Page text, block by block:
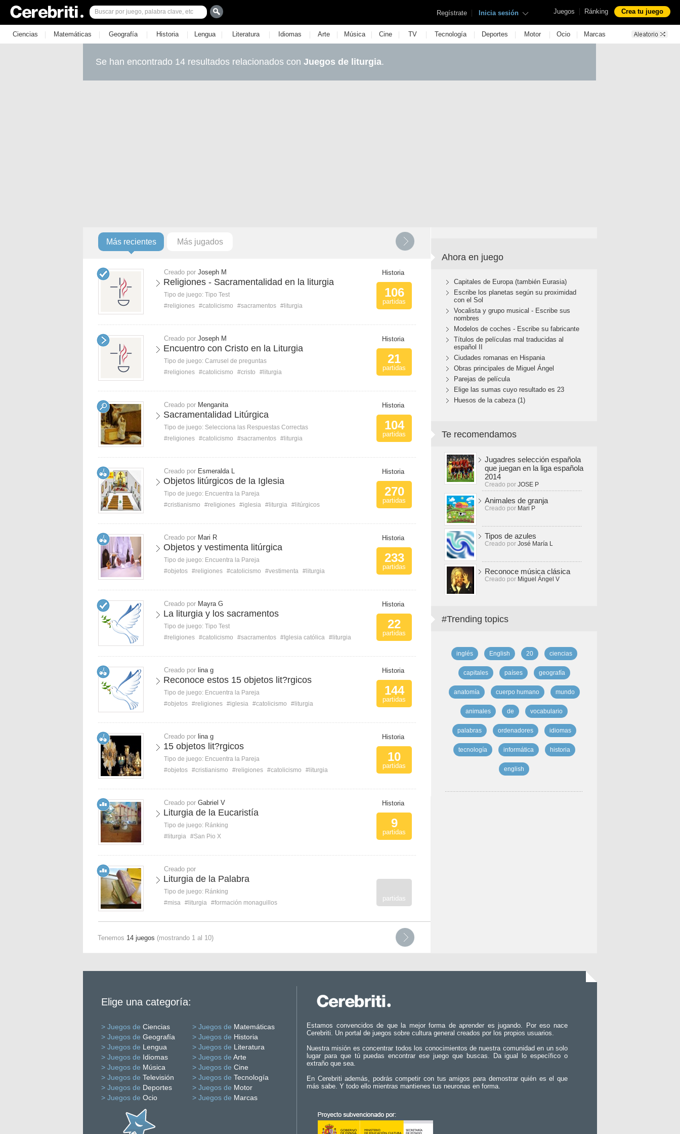
Juegos | Ránking Crea tu juego
Regístrate | Inicia sesión
Ciencias | Matemáticas | Geografía | Historia | Lengua | Literatura | Idiomas | Arte | Música | Cine | TV | Tecnología | Deportes | Motor | Ocio | Marcas
Se han encontrado 14 resultados relacionados con Juegos de liturgia.
Más recientes Más jugados
Creado por Joseph M
Religiones - Sacramentalidad en la liturgia
Tipo de juego: Tipo Test
#religiones #catolicismo #sacramentos #liturgia
Historia
106
partidas
Creado por Joseph M
Encuentro con Cristo en la Liturgia
Tipo de juego: Carrusel de preguntas
#religiones #catolicismo #cristo #liturgia
Historia
21
partidas
Creado por Menganita
Sacramentalidad Litúrgica
Tipo de juego: Selecciona las Respuestas Correctas
#religiones #catolicismo #sacramentos #liturgia
Historia
104
partidas
Creado por Esmeralda L
Objetos litúrgicos de la Iglesia
Tipo de juego: Encuentra la Pareja
#cristianismo
#religiones #iglesia #liturgia #litúrgicos
Historia
270
partidas
Creado por Mari R
Objetos y vestimenta litúrgica
Tipo de juego: Encuentra la Pareja
#objetos #religiones #catolicismo #vestimenta #liturgia
Historia
233
partidas
Creado por Mayra G
La liturgia y los sacramentos
Tipo de juego: Tipo Test
#religiones #catolicismo #sacramentos #Iglesia católica #liturgia
Historia
22
partidas
Creado por lina g
Reconoce estos 15 objetos lit?rgicos
Tipo de juego: Encuentra la Pareja
#objetos #religiones #iglesia #catolicismo #liturgia
Historia
144
partidas
Creado por lina g
15 objetos lit?rgicos
Tipo de juego: Encuentra la Pareja
#objetos #cristianismo #religiones #catolicismo #liturgia
Historia
10
partidas
Creado por Gabriel V
Liturgia de la Eucaristía
Tipo de juego: Ránking
#liturgia #San Pio X
Historia
9
partidas
Creado por
Liturgia de la Palabra
Tipo de juego: Ránking
#misa #liturgia #formación monaguillos
partidas
Tenemos 14 juegos (mostrando 1 al 10)
Ahora en juego
Capitales de Europa (también Eurasia)
Escribe los planetas según su proximidad
con el Sol
Vocalista y grupo musical - Escribe sus
nombres
Modelos de coches - Escribe su fabricante
Títulos de películas mal traducidas al
español II
Ciudades romanas en Hispania
Obras principales de Miguel Ángel
Parejas de película
Elige las sumas cuyo resultado es 23
Huesos de la cabeza (1)
Te recomendamos
Jugadres selección española
que juegan en la liga española
2014
Creado por JOSE P
Animales de granja
Creado por Mari P
Tipos de azules
Creado por José María L
Reconoce música clásica
Creado por Miguel Ángel V
#Trending topics
inglés English 20 ciencias
capitales países geografía
anatomía cuerpo humano mundo
animales de vocabulario
palabras ordenadores idiomas
tecnología informática historia
english
Elige una categoría:
> Juegos de Ciencias > Juegos de Matemáticas
> Juegos de Geografía > Juegos de Historia
> Juegos de Lengua > Juegos de Literatura
> Juegos de Idiomas > Juegos de Arte
> Juegos de Música > Juegos de Cine
> Juegos de Televisión > Juegos de Tecnología
> Juegos de Deportes > Juegos de Motor
> Juegos de Ocio > Juegos de Marcas
Estamos convencidos de que la mejor forma de aprender es jugando. Por eso nace
Cerebriti. Un portal de juegos sobre cultura general creados por los propios usuarios.
Nuestra misión es concentrar todos los conocimientos de nuestra comunidad en un solo
lugar para que tú puedas encontrar ese juego que buscas. Da igual lo específico o
extraño que sea.
En Cerebriti además, podrás competir con tus amigos para demostrar quién es el que
más sabe. Y todo ello mientras mantienes tus neuronas en forma.